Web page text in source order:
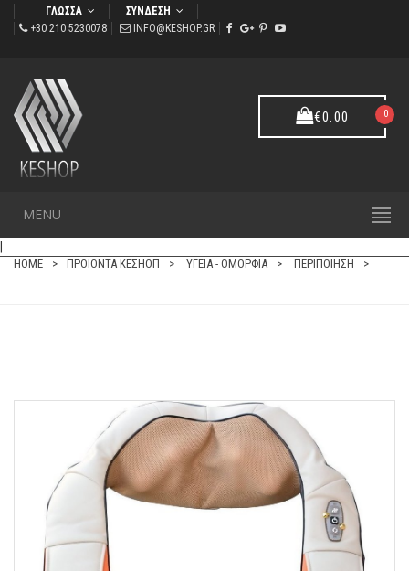
ΓΛΩΣΣΑ
ΣΥΝΔΕΣΗ
+30 210 5230078
INFO@KESHOP.GR
MENU
€0.00 0
ΠΕΡΙΠΟΙΗΣΗ
HOME ΠΡΟΙΟΝΤΑ ΚΕΣΗΟΠ ΥΓΕΙΑ - ΟΜΟΡΦΙΑ ΠΕΡΙΠΟΙΗΣΗ